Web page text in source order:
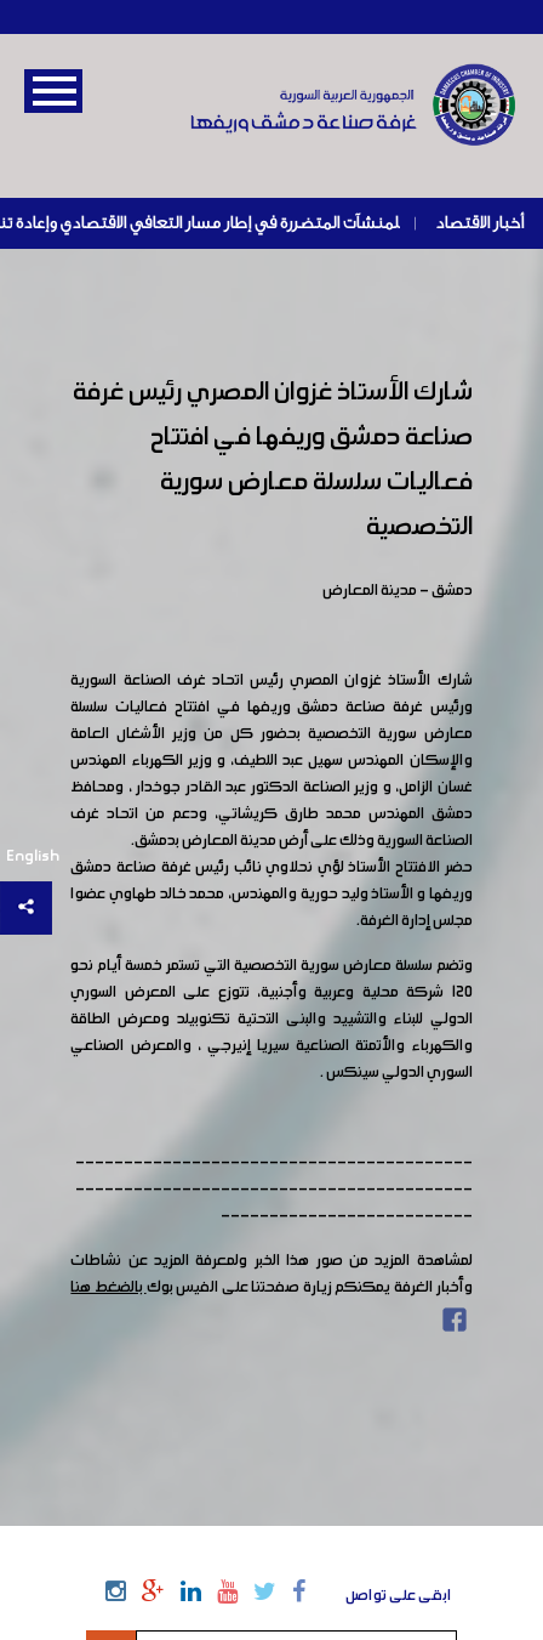
أخبار الاقتصاد |
English
شارك الأستاذ غزوان المصري رئيس غرفة
صناعة دمشق وريفها في افتتاح
فعاليات سلسلة معارض سورية
التخصصية
دمشق - مدينة المعارض
شارك الأستاذ غزوان المصري رئيس اتحاد غرف الصناعة السورية
ورئيس غرفة صناعة دمشق وريفها في افتتاح فعاليات سلسلة
معارض سورية التخصصية بحضور كل من وزير الأشغال العامة
والإسكان المهندس سهيل عبد اللطيف، و وزير الكهرباء المهندس
غسان الزامل، و وزير الصناعة الدكتور عبد القادر جوخدار ، ومحافظ
دمشق المهندس محمد طارق كريشاتي، ودعم من اتحاد غرف
الصناعة السورية وذلك على أرض مدينة المعارض بدمشق.
حضر الافتتاح الأستاذ لؤي نحلاوي نائب رئيس غرفة صناعة دمشق
وريفها و الأستاذ وليد حورية والمهندس، محمد خالد طهاوي عضوا
مجلس إدارة الغرفة.
وتضم سلسلة معارض سورية التخصصية التي تستمر خمسة أيام نحو
120 شركة محلية وعربية وأجنبية، تتوزع على المعرض السوري
الدولي للبناء والتشييد والبنى التحتية تكنوبيلد ومعرض الطاقة
والكهرباء والأتمتة الصناعية سيريا إنيرجي ، والمعرض الصناعي
السوري الدولي سينكس .
-----------------------------------------
-----------------------------------------
--------------------------
لمشاهدة المزيد من صور هذا الخبر ولمعرفة المزيد عن نشاطات
وأخبار الغرفة يمكنكم زيارة صفحتنا على الفيس بوكبالضغط هنا
ابقى على تواصل